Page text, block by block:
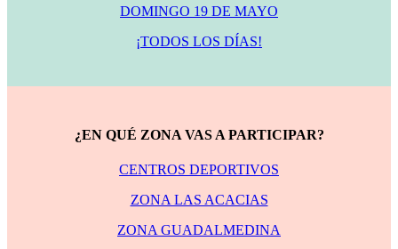
DOMINGO 19 DE MAYO
¡TODOS LOS DÍAS!
¿EN QUÉ ZONA VAS A PARTICIPAR?
CENTROS DEPORTIVOS
ZONA LAS ACACIAS
ZONA GUADALMEDINA